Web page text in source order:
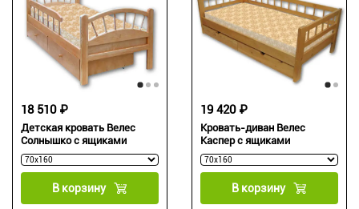
Детская кровать Велес
Солнышко с ящиками
18 510 ₽
В корзину
Кровать-диван Велес
Каспер с ящиками
19 420 ₽
В корзину